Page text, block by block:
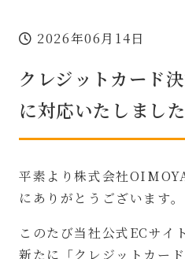
2026年06月14日
クレジットカード
に対応いたしました
平素より株式会社
にありがとうございます。
このたび当社公式ECサイ
新たに「クレジットカー